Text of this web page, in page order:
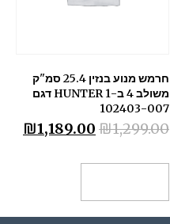
חרמש מנוע בנזין 25.4 סמ"ק
משולב 4 ב-1 HUNTER דגם
102403-007
₪1,299.00
₪1,189.00